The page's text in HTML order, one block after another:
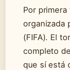
Por
organizada
(FIFA). El
completo
que sí está